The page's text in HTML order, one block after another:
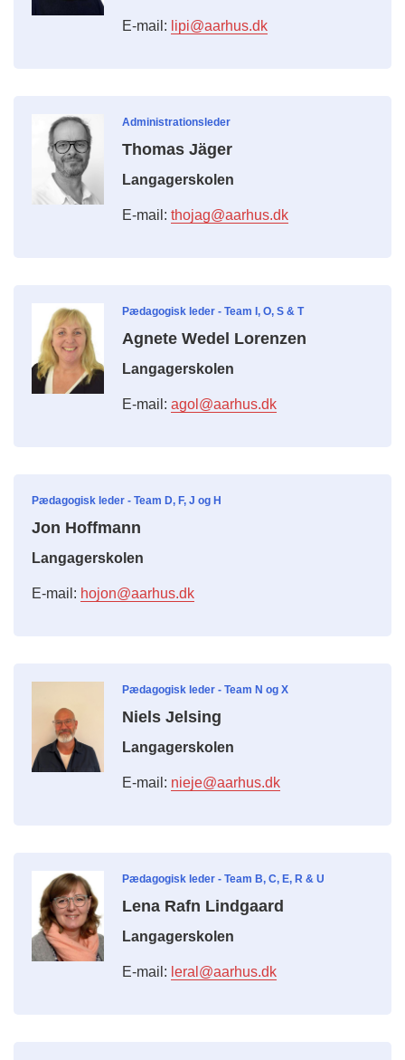
E-mail: lipi@aarhus.dk
Administrationsleder
Thomas Jäger
Langagerskolen
E-mail: thojag@aarhus.dk
Pædagogisk leder - Team I, O, S & T
Agnete Wedel Lorenzen
Langagerskolen
E-mail: agol@aarhus.dk
Pædagogisk leder - Team D, F, J og H
Jon Hoffmann
Langagerskolen
E-mail: hojon@aarhus.dk
Pædagogisk leder - Team N og X
Niels Jelsing
Langagerskolen
E-mail: nieje@aarhus.dk
Pædagogisk leder - Team B, C, E, R & U
Lena Rafn Lindgaard
Langagerskolen
E-mail: leral@aarhus.dk